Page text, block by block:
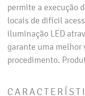
permite a execução
locais de difícil
iluminação LED
garante uma
procedimento.